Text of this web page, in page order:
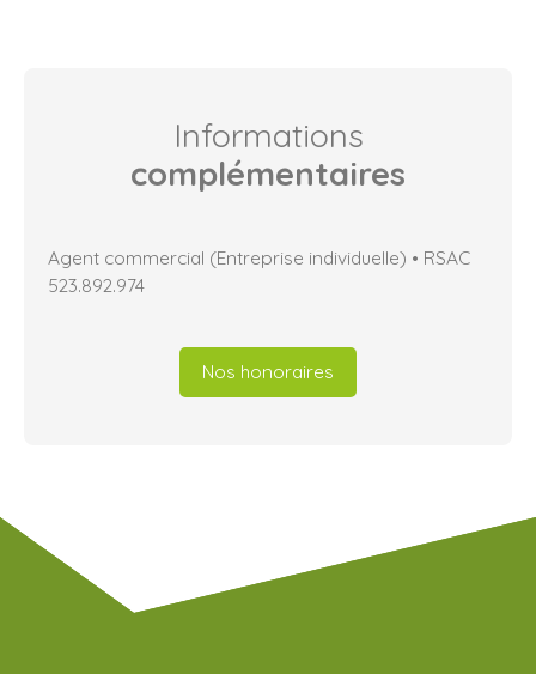
Informations
complémentaires
Agent commercial (Entreprise individuelle) • RSAC
523.892.974
Nos honoraires